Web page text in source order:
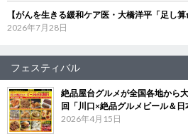
【がんを生きる緩和ケア医・大橋洋平「足し
2026年7月28日
フェスティバル
絶品屋台グルメが全国各地から
回「川口×絶品グルメビール＆
2026年4月15日